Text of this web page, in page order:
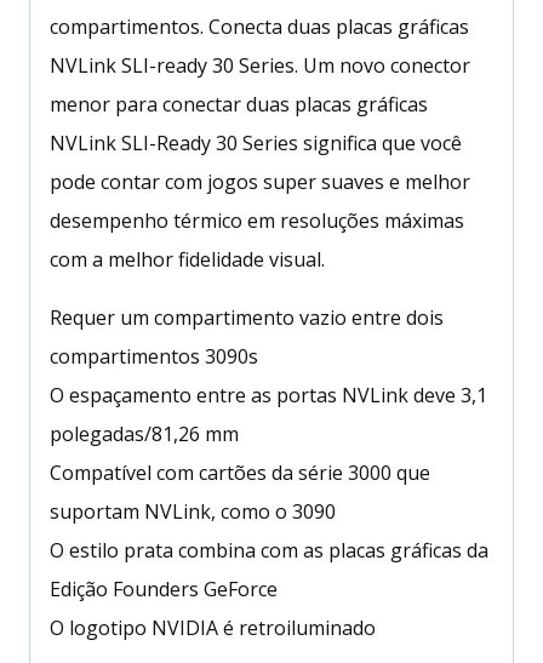
compartimentos. Conecta duas placas gráficas
NVLink SLI-ready 30 Series. Um novo conector
menor para conectar duas placas gráficas
NVLink SLI-Ready 30 Series significa que você
pode contar com jogos super suaves e melhor
desempenho térmico em resoluções máximas
com a melhor fidelidade visual.
Requer um compartimento vazio entre dois
compartimentos 3090s
O espaçamento entre as portas NVLink deve 3,1
polegadas/81,26 mm
Compatível com cartões da série 3000 que
suportam NVLink, como o 3090
O estilo prata combina com as placas gráficas da
Edição Founders GeForce
O logotipo NVIDIA é retroiluminado